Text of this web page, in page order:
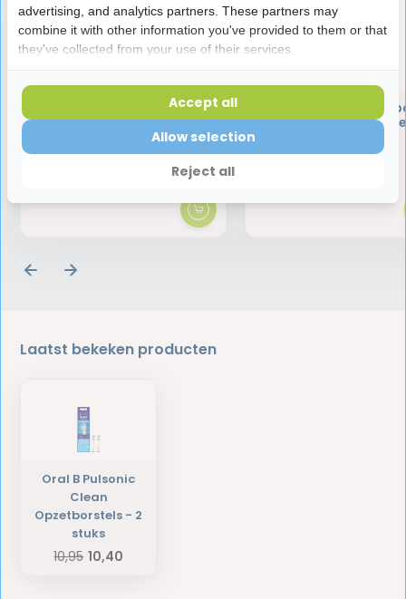
Halita Tongreiniger | 1 stuk
Vitis Whitening
75 ml | Witte
Laatst bekeken producten
Oral B Pulsonic
Clean
Opzetborstels - 2
stuks
10,95 10,40
advertising, and analytics partners. These partners may
combine it with other information you've provided to them or that
they've collected from your use of their services.
Reject all
Allow selection
Accept all